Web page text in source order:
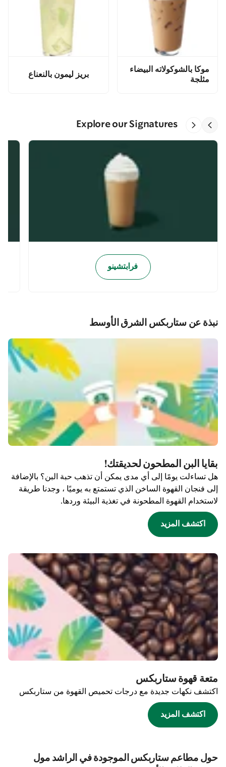
موكا بالشوكولاته البيضاء
مثلجة
بريز ليمون بالنعناع
Explore our Signatures
فرابتشينو
نبذة عن ستاربكس الشرق الأوسط
بقايا البن المطحون لحديقتك!
هل تساءلت يومًا إلى أي مدى يمكن أن تذهب حبة البن؟ بالإضافة
إلى فنجان القهوة الساخن الذي تستمتع به يوميًا ، وجدنا طريقة
لاستخدام القهوة المطحونة في تغذية البيئة وردها.
اكتشف المزيد
متعة قهوة ستاربكس
اكتشف نكهات جديدة مع درجات تحميص القهوة من ستاربكس
اكتشف المزيد
حول مطاعم ستاربكس الموجودة في الراشد مول